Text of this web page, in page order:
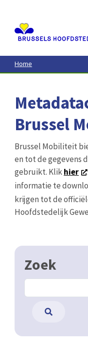
contenu
principal
Home
Brussel
Brussel Mobiliteit
en tot de gegevens
gebruikt. Klikhier
informatie te
krijgen tot de
Hoofdstedelijk
Zoek